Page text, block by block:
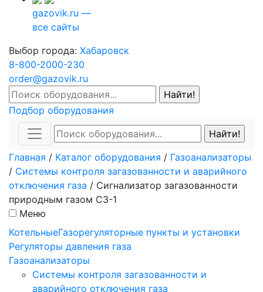
gazovik.ru —
все сайты
Выбор города: Хабаровск
8-800-2000-230
order@gazovik.ru
Подбор оборудования
Главная / Каталог оборудования / Газоанализаторы
/ Системы контроля загазованности и аварийного
отключения газа / Сигнализатор загазованности
природным газом СЗ-1
Меню
КотельныеГазорегуляторные пункты и установки
Регуляторы давления газа
Газоанализаторы
Системы контроля загазованности и
аварийного отключения газа